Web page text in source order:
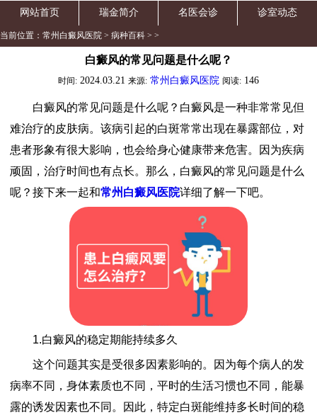
网站首页 瑞金简介 名医会诊 诊室动态
当前位置： 常州白癜风医院 > 病种百科 > >
白癜风的常见问题是什么呢？
时间: 2024.03.21 来源: 常州白癜风医院 阅读: 146
白癜风的常见问题是什么呢？白癜风是一种非常常见但
难治疗的皮肤病。该病引起的白斑常常出现在暴露部位，对
患者形象有很大影响，也会给身心健康带来危害。因为疾病
顽固，治疗时间也有点长。那么，白癜风的常见问题是什么
呢？接下来一起和常州白癜风医院详细了解一下吧。
1.白癜风的稳定期能持续多久
这个问题其实是受很多因素影响的。因为每个病人的发
病率不同，身体素质也不同，平时的生活习惯也不同，能暴
露的诱发因素也不同。因此，特定白斑能维持多长时间的稳